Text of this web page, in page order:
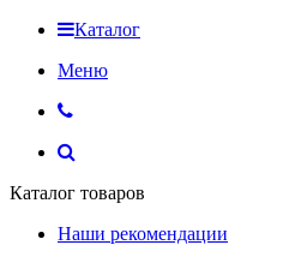
Каталог
Меню
Каталог товаров
Наши рекомендации